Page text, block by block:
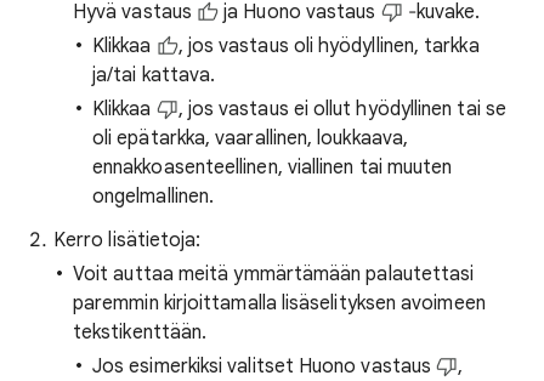
Hyvä vastaus
ja Huono vastaus
‐kuvake.
Klikkaa
, jos vastaus oli hyödyllinen, tarkka
ja/tai kattava.
Klikkaa
, jos vastaus ei ollut hyödyllinen tai se
oli epätarkka, vaarallinen, loukkaava,
ennakkoasenteellinen, viallinen tai muuten
ongelmallinen.
Kerro lisätietoja:
Voit auttaa meitä ymmärtämään palautettasi
paremmin kirjoittamalla lisäselityksen avoimeen
tekstikenttään.
Jos esimerkiksi valitset Huono vastaus
,